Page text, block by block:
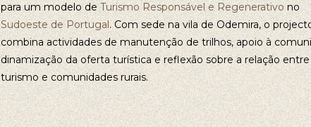
para um modelo de Turismo Responsável e Regenerativo no
Sudoeste de Portugal. Com sede na vila de Odemira, o
combina actividades de manutenção de trilhos, apoio à
dinamização da oferta turística e reflexão sobre a relação entre
turismo e comunidades rurais.